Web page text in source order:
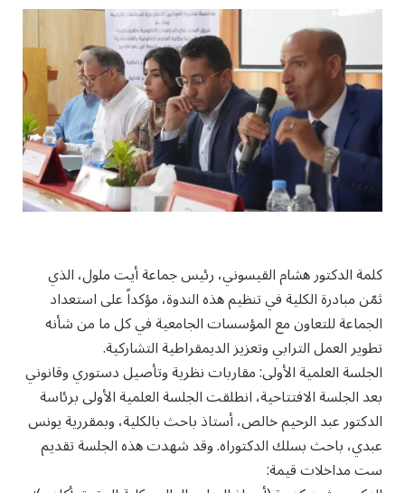
كلمة الدكتور هشام القيسوني، رئيس جماعة أيت ملول، الذي
ثمّن مبادرة الكلية في تنظيم هذه الندوة، مؤكداً على استعداد
الجماعة للتعاون مع المؤسسات الجامعية في كل ما من شأنه
تطوير العمل الترابي وتعزيز الديمقراطية التشاركية.
الجلسة العلمية الأولى: مقاربات نظرية وتأصيل دستوري وقانوني
بعد الجلسة الافتتاحية، انطلقت الجلسة العلمية الأولى برئاسة
الدكتور عبد الرحيم خالص، أستاذ باحث بالكلية، وبمقررية يونس
عبدي، باحث بسلك الدكتوراه. وقد شهدت هذه الجلسة تقديم
ست مداخلات قيمة: